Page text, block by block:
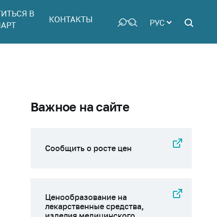
В
КОНТАКТЫ РУС
Важное на сайте
Сообщить о росте цен
Ценообразование на
лекарственные средства,